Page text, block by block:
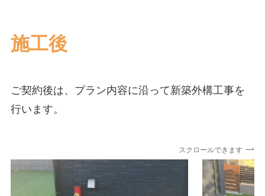
施工後
ご契約後は、プラン内容に沿って新築外構工事を
行います。
スクロールできます